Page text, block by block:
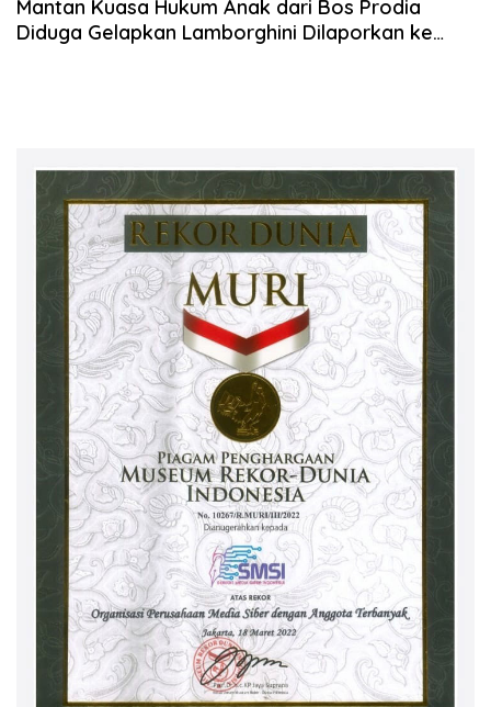
Mantan Kuasa Hukum Anak dari Bos Prodia
Diduga Gelapkan Lamborghini Dilaporkan ke